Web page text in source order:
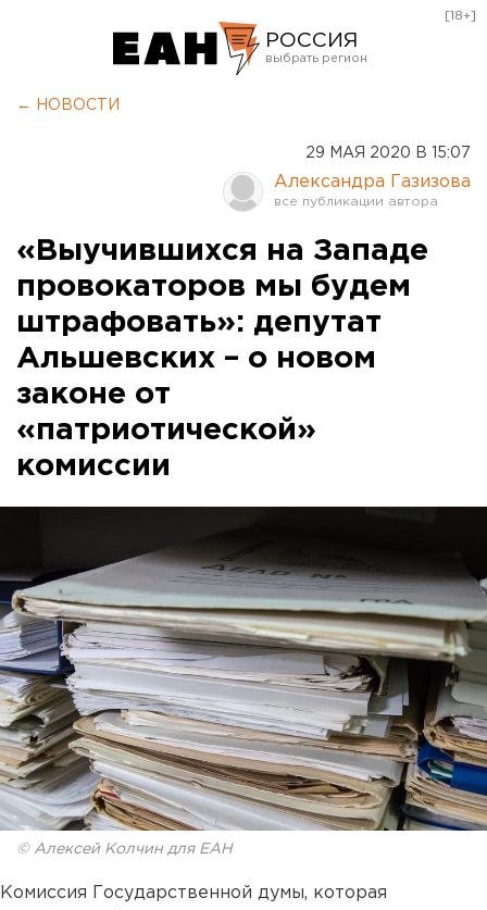
РОССИЯ
Оренбург
[18+]
← НОВОСТИ
29 МАЯ 2020 В 15:07
Александра Газизова
«Выучившихся на Западе
провокаторов мы будем
штрафовать»: депутат
Альшевских – о новом
законе от
«патриотической»
комиссии
© Алексей Колчин для ЕАН
Комиссия Государственной думы, которая